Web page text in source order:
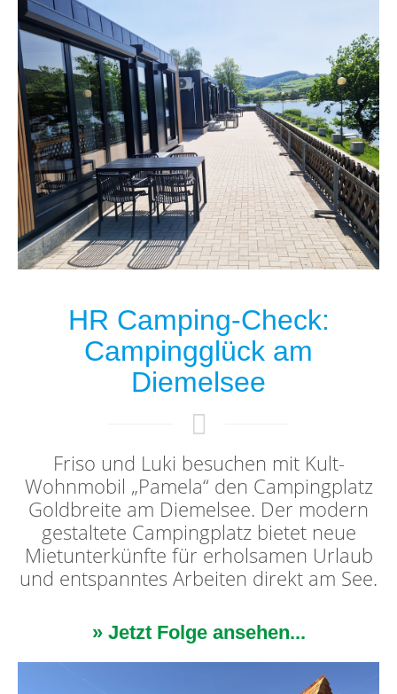
HR Camping-Check:
Campingglück am
Diemelsee
Friso und Luki besuchen mit Kult-
Wohnmobil „Pamela“ den Campingplatz
Goldbreite am Diemelsee. Der modern
gestaltete Campingplatz bietet neue
Mietunterkünfte für erholsamen Urlaub
und entspanntes Arbeiten direkt am See.
» Jetzt Folge ansehen...